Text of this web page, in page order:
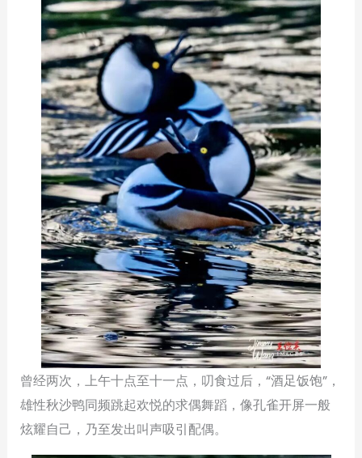
曾经两次，上午十点至十一点，叨食过后，“酒足饭饱”，
雄性秋沙鸭同频跳起欢悦的求偶舞蹈，像孔雀开屏一般
炫耀自己，乃至发出叫声吸引配偶。